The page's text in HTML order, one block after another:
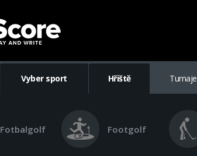
Vyber sport Hřiště Turnaje
Fotbalgolf Footgolf